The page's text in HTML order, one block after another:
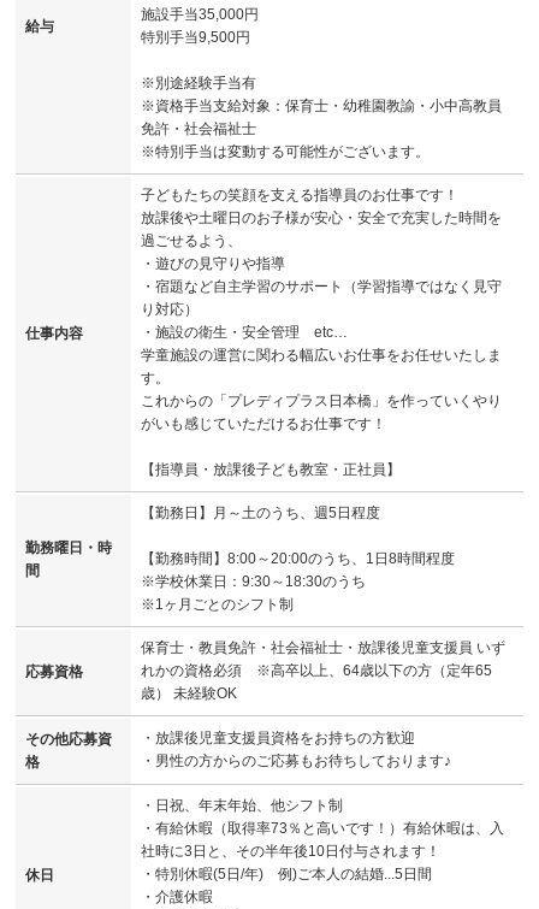
給与
施設手当35,000円
特別手当9,500円
※別途経験手当有
※資格手当支給対象：保育士・幼稚園教諭・小中高教員
免許・社会福祉士
※特別手当は変動する可能性がございます。
仕事内容
子どもたちの笑顔を支える指導員のお仕事です！
放課後や土曜日のお子様が安心・安全で充実した時間を
過ごせるよう、
・遊びの見守りや指導
・宿題など自主学習のサポート（学習指導ではなく見守
り対応）
・施設の衛生・安全管理 etc…
学童施設の運営に関わる幅広いお仕事をお任せいたしま
す。
これからの「プレディプラス日本橋」を作っていくやり
がいも感じていただけるお仕事です！
【指導員・放課後子ども教室・正社員】
勤務曜日・時
間
【勤務日】月～土のうち、週5日程度
【勤務時間】8:00～20:00のうち、1日8時間程度
※学校休業日：9:30～18:30のうち
※1ヶ月ごとのシフト制
応募資格
保育士・教員免許・社会福祉士・放課後児童支援員 いず
れかの資格必須 ※高卒以上、64歳以下の方（定年65
歳） 未経験OK
その他応募資
格
・放課後児童支援員資格をお持ちの方歓迎
・男性の方からのご応募もお待ちしております♪
休日
・日祝、年末年始、他シフト制
・有給休暇（取得率73％と高いです！）有給休暇は、入
社時に3日と、その半年後10日付与されます！
・特別休暇(5日/年) 例)ご本人の結婚...5日間
・介護休暇